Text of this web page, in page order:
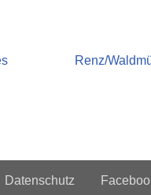
Renz/
Datenschutz